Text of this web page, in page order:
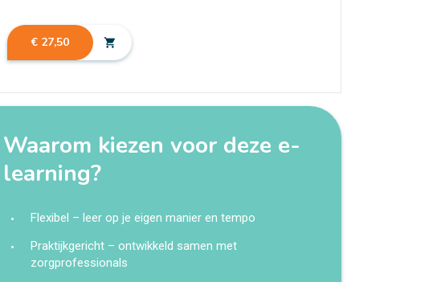
€ 27,50 shopping_cart
Waarom kiezen voor deze e-
learning?
Flexibel – leer op je eigen manier en tempo
Praktijkgericht – ontwikkeld samen met
zorgprofessionals